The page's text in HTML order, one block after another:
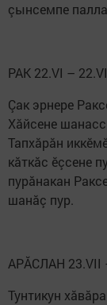
çынсемпе
РАК 22.VI –
Çак эрнере
Хăйсене
Тапхăрăн
кăткăс ӗçсене
пурăнакан
шанăç пур.
АРĂСЛАН 23.VII
Тунтикун